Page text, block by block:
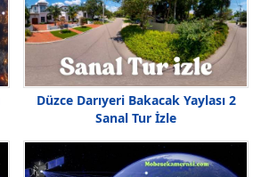
Düzce Darıyeri Bakacak Yaylası 2
Sanal Tur İzle